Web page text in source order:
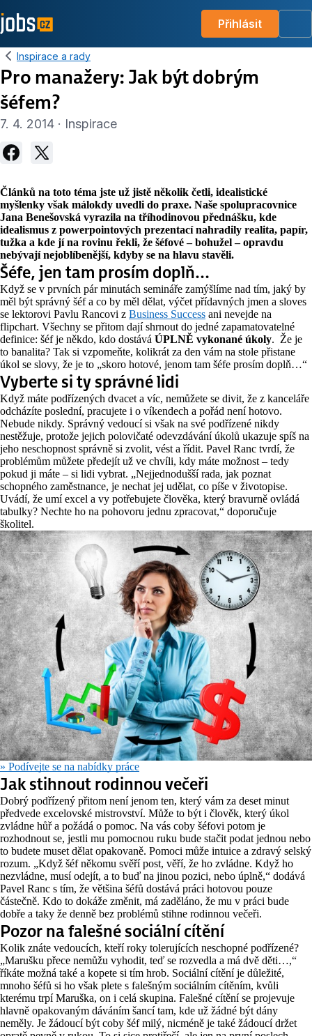
Přihlásit
Inspirace a rady
Pro manažery: Jak být dobrým
šéfem?
7. 4. 2014 · Inspirace
Článků na toto téma jste už jistě několik četli, idealistické
myšlenky však málokdy uvedli do praxe. Naše spolupracovnice
Jana Benešovská vyrazila na tříhodinovou přednášku, kde
idealismus z powerpointových prezentací nahradily realita, papír,
tužka a kde jí na rovinu řekli, že šéfové – bohužel – opravdu
nebývají nejoblíbenější, kdyby se na hlavu stavěli.
Šéfe, jen tam prosím doplň…
Když se v prvních pár minutách semináře zamýšlíme nad tím, jaký by
měl být správný šéf a co by měl dělat, výčet přídavných jmen a sloves
se lektorovi Pavlu Rancovi z Business Success ani nevejde na
flipchart. Všechny se přitom dají shrnout do jedné zapamatovatelné
definice: šéf je někdo, kdo dostává ÚPLNĚ vykonané úkoly. Že je
to banalita? Tak si vzpomeňte, kolikrát za den vám na stole přistane
úkol se slovy, že je to „skoro hotové, jenom tam šéfe prosím doplň…“
Vyberte si ty správné lidi
Když máte podřízených dvacet a víc, nemůžete se divit, že z kanceláře
odcházíte poslední, pracujete i o víkendech a pořád není hotovo.
Nebude nikdy. Správný vedoucí si však na své podřízené nikdy
nestěžuje, protože jejich polovičaté odevzdávání úkolů ukazuje spíš na
jeho neschopnost správně si zvolit, vést a řídit. Pavel Ranc tvrdí, že
problémům můžete předejít už ve chvíli, kdy máte možnost – tedy
pokud ji máte – si lidi vybrat. „Nejjednodušší rada, jak poznat
schopného zaměstnance, je nechat jej udělat, co píše v životopise.
Uvádí, že umí excel a vy potřebujete člověka, který bravurně ovládá
tabulky? Nechte ho na pohovoru jednu zpracovat,“ doporučuje
školitel.
» Podívejte se na nabídky práce
Jak stihnout rodinnou večeři
Dobrý podřízený přitom není jenom ten, který vám za deset minut
předvede excelovské mistrovství. Může to být i člověk, který úkol
zvládne hůř a požádá o pomoc. Na vás coby šéfovi potom je
rozhodnout se, jestli mu pomocnou ruku bude stačit podat jednou nebo
to budete muset dělat opakovaně. Pomoci může intuice a zdravý selský
rozum. „Když šéf někomu svěří post, věří, že ho zvládne. Když ho
nezvládne, musí odejít, a to buď na jinou pozici, nebo úplně,“ dodává
Pavel Ranc s tím, že většina šéfů dostává práci hotovou pouze
částečně. Kdo to dokáže změnit, má zaděláno, že mu v práci bude
dobře a taky že denně bez problémů stihne rodinnou večeři.
Pozor na falešné sociální cítění
Kolik znáte vedoucích, kteří roky tolerujících neschopné podřízené?
„Marušku přece nemůžu vyhodit, teď se rozvedla a má dvě děti…,“
říkáte možná také a kopete si tím hrob. Sociální cítění je důležité,
mnoho šéfů si ho však plete s falešným sociálním cítěním, kvůli
kterému trpí Maruška, on i celá skupina. Falešné cítění se projevuje
hlavně opakovaným dáváním šancí tam, kde už žádné být dány
neměly. Je žádoucí být coby šéf milý, nicméně je také žádoucí držet